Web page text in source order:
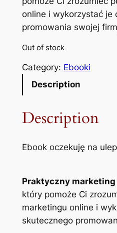
online i wykorzystać je
promowania swojej
Out of stock
Category: Ebooki
Description
Description
Ebook oczekuję na
Praktyczny
który pomoże Ci
marketingu online i
skutecznego